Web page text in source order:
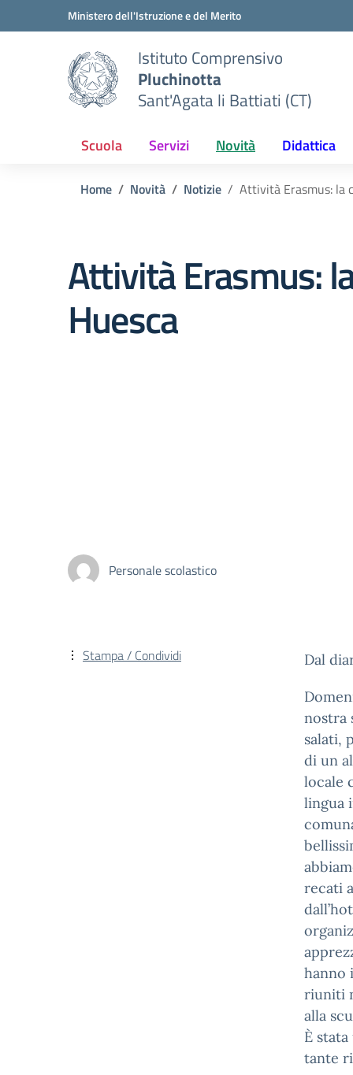
Vai ai contenuti
Vai al menu di navigazioneMinistero dell'Istruzione e del Merito
Istituto Comprensivo
Pluchinotta
Sant'Agata li Battiati (CT)
Scuola Servizi Novità Didattica
Home Novità Notizie Attività Erasmus: la
Attività Erasmus:
Huesca
Personale scolastico
Dal
nostra
salati,
di un
locale
lingua
recati
hanno
riuniti
alla
È
tante
Stampa / Condividi